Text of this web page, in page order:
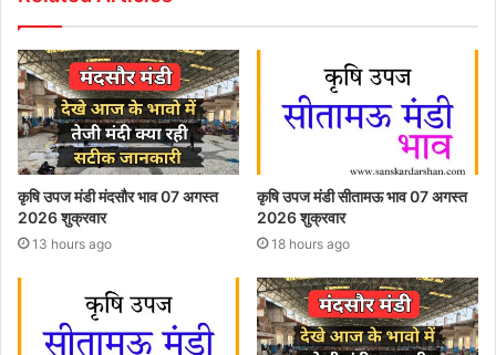
कृषि उपज मंडी मंदसौर भाव 07 अगस्त
2026 शुक्रवार
13 hours ago
कृषि उपज मंडी सीतामऊ भाव 07 अगस्त
2026 शुक्रवार
18 hours ago